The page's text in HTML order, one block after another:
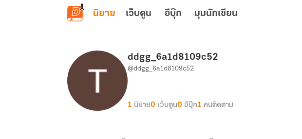
ข้ามไปยังเนื้อหาหลัก
นิยาย เว็บตูน อีบุ๊ก มุมนักเขียน
ddgg_6a1d8109c52
@ddgg_6a1d8109c52
1 นิยาย0 เว็บตูน0 อีบุ๊ก1 คนติดตาม